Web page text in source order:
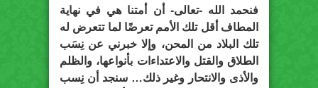
فنحمد الله -تعالى- أن أمتنا هي في نهاية
المطاف أقل تلك الأمم تعرضًا لما تتعرض له
تلك البلاد من المحن، وإلا خبرني عن نِسَب
الطلاق والقتل والاعتداءات بأنواعها، والظلم
والأذى والانتحار وغير ذلك… سنجد أن نِسب